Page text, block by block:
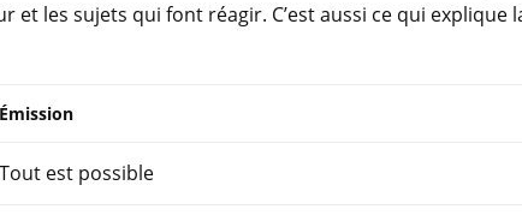
et les sujets qui font réagir. C’est aussi ce qui
Émission
Tout est possible